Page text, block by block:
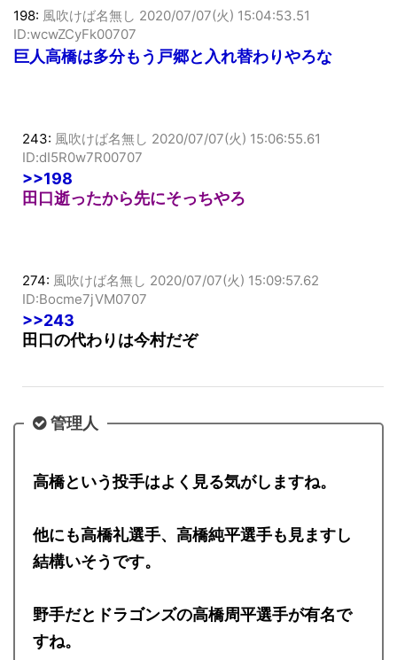
198: 風吹けば名無し 2020/07/07(火) 15:04:53.51
ID:wcwZCyFk00707
巨人高橋は多分もう戸郷と入れ替わりやろな
243: 風吹けば名無し 2020/07/07(火) 15:06:55.61
ID:dI5R0w7R00707
>>198
田口逝ったから先にそっちやろ
274: 風吹けば名無し 2020/07/07(火) 15:09:57.62
ID:Bocme7jVM0707
>>243
田口の代わりは今村だぞ
管理人
高橋という投手はよく見る気がしますね。
他にも高橋礼選手、高橋純平選手も見ますし
結構いそうです。
野手だとドラゴンズの高橋周平選手が有名で
すね。